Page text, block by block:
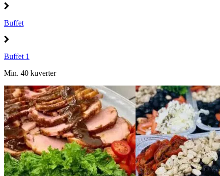
Buffet
Buffet 1
Min. 40 kuverter